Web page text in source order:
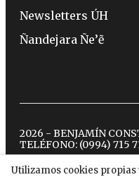
Utilizamos cookies
Newsletters ÚH
Ñandejara Ñe’ẽ
2026 - BENJAMÍN
TELÉFONO: (0994) 715